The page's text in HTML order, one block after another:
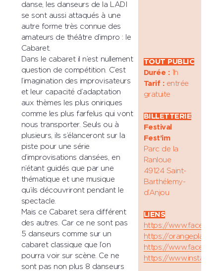
danse, les danseurs de la LADI
se sont aussi attaqués à une
autre forme très connue des
amateurs de théâtre d’impro : le
Cabaret.
Dans le cabaret il n’est nullement
question de compétition. C’est
l’imagination des improvisateurs
et leur capacité d’adaptation
aux thèmes les plus oniriques
comme les plus farfelus qui vont
nous transporter. Seuls ou à
plusieurs, ils s’élanceront sur la
piste pour une série
d’improvisations dansées, en
n’étant guidés que par une
thématique et une musique
qu’ils découvriront pendant le
spectacle.
Mais ce Cabaret sera différent
des autres. Car ce ne sont pas
5 danseurs comme sur un
cabaret classique que l’on
pourra voir sur scène. Ce ne
sont pas non plus 8 danseurs
TOUT PUBLIC
Durée :1h
Tarif :entrée
gratuite
BILLETTERIE
Festival
Fest’im
Parc de la
Ranloue
49124 Saint-
Barthélemy-
d’Anjou
LIENS
https://
https://
https://
https://